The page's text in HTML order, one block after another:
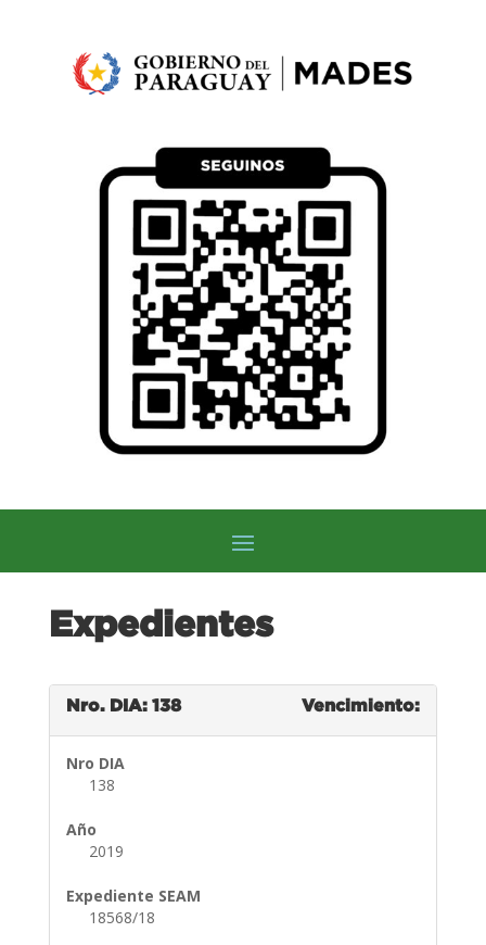
Expedientes
Nro. DIA: 138 Vencimiento:
Nro DIA
138
Año
2019
Expediente SEAM
18568/18